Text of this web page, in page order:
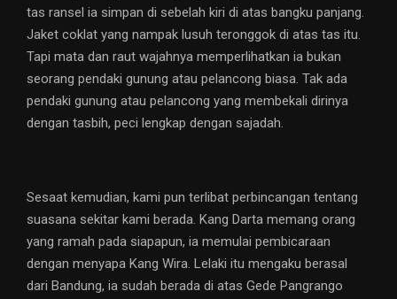
tas ransel ia simpan di sebelah kiri di atas bangku panjang.
Jaket coklat yang nampak lusuh teronggok di atas tas itu.
Tapi mata dan raut wajahnya memperlihatkan ia bukan
seorang pendaki gunung atau pelancong biasa. Tak ada
pendaki gunung atau pelancong yang membekali dirinya
dengan tasbih, peci lengkap dengan sajadah.
Sesaat kemudian, kami pun terlibat perbincangan tentang
suasana sekitar kami berada. Kang Darta memang orang
yang ramah pada siapapun, ia memulai pembicaraan
dengan menyapa Kang Wira. Lelaki itu mengaku berasal
dari Bandung, ia sudah berada di atas Gede Pangrango